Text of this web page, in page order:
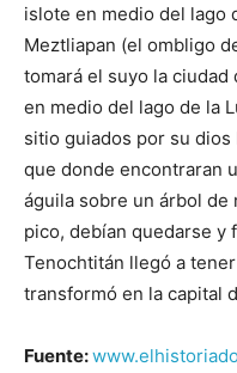
islote en medio del lago
Meztliapan (el ombligo
tomará el suyo la
en medio del lago de la
sitio guiados por su
que donde encontraran
águila sobre un árbol de
pico, debían quedarse y
Tenochtitán llegó a
transformó en la capital
Fuente: